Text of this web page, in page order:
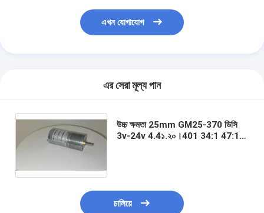
এখন যোগাযোগ
এর সেরা মূল্য পান
উচ্চ ক্ষমতা 25mm GM25-370 ডিসি
3v-24v 4.4১.২০।401 34:1 47:1
চালিয়ে